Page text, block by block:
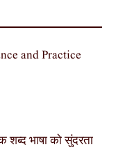
and Practice
शब्द भाषा को सुंदरता